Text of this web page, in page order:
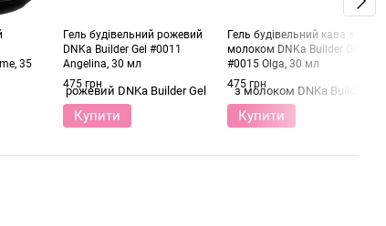
35
Гель будівельний рожевий
DNKa Builder Gel #0011
Angelina, 30 мл
475 грн
Купити
Гель будівельний кава з
молоком DNKa Builder Gel
#0015 Olga, 30 мл
475 грн
Купити